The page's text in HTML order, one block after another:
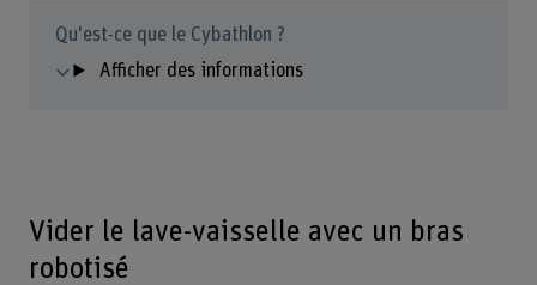
Qu'est-ce que le Cybathlon ?
Afficher des informations
Vider le lave-vaisselle avec un bras
robotisé